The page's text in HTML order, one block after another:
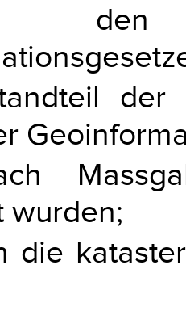
der
wurden;
die